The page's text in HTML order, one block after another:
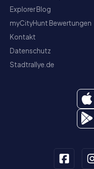
Explorer Blog
myCityHunt Bewertungen
Kontakt
Datenschutz
Stadtrallye.de